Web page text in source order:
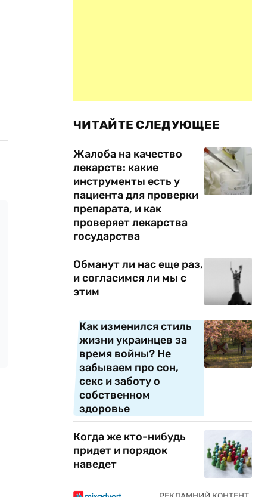
ЧИТАЙТЕ СЛЕДУЮЩЕЕ
Жалоба на качество
лекарств: какие
инструменты есть у
пациента для проверки
препарата, и как
проверяет лекарства
государства
Обманут ли нас еще раз,
и согласимся ли мы с
этим
Как изменился стиль
жизни украинцев за
время войны? Не
забываем про сон,
секс и заботу о
собственном
здоровье
Когда же кто-нибудь
придет и порядок
наведет